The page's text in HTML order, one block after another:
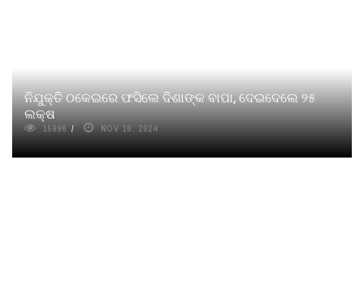
ନିଯୁକ୍ତି ଠକେଇରେ ଫସିଲେ ଦିଶାଙ୍କ ବାପା, ଦେଇଦେଲେ ୨୫
ଲକ୍ଷ
15996 NOV 16, 2024